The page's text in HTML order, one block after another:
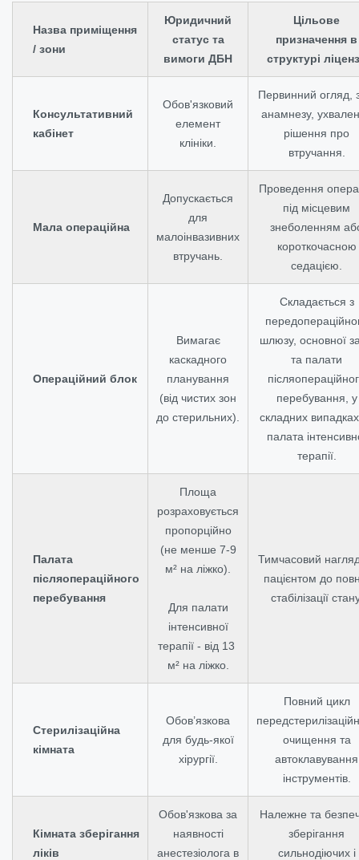
Назва приміщення
/ зони
Юридичний
статус та
вимоги ДБН
Цільове
призначення в
структурі
Консультативний
кабінет
Обов'язковий
елемент
клініки.
Первинний огляд,
анамнезу,
рішення про
втручання.
Мала операційна
Допускається
для
малоінвазивних
втручань.
Проведення
під місцевим
знеболенням
короткочасною
седацією.
Операційний блок
Вимагає
каскадного
планування
(від чистих зон
до стерильних).
Складається з
шлюзу, основної
та палати
перебування, у
складних
палата
терапії.
Палата
післяопераційного
перебування
Площа
розраховується
пропорційно
(не менше 7-9
м² на ліжко).
Для палати
інтенсивної
терапії - від 13
м² на ліжко.
Тимчасовий
пацієнтом до
стабілізації
Стерилізаційна
кімната
Обов’язкова
для будь-якої
хірургії.
Повний цикл
очищення та
автоклавування
інструментів.
Кімната зберігання
ліків
Обов'язкова за
наявності
анестезіолога в
Належне та
зберігання
сильнодіючих і